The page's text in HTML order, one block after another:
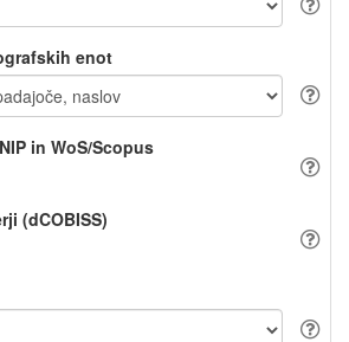
enot
in WoS/Scopus
(dCOBISS)